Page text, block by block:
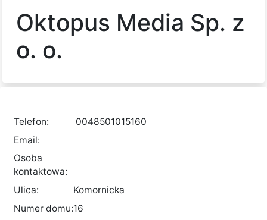
Oktopus Media Sp. z
o. o.
Telefon:
0048501015160
Email:
Osoba
kontaktowa:
Ulica:
Komornicka
Numer domu:16